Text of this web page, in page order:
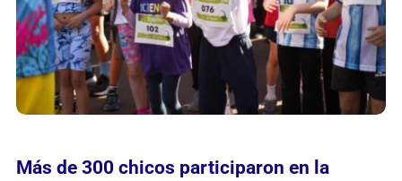
Más de 300 chicos participaron en la